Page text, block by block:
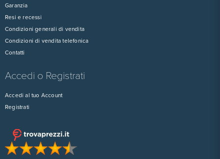
Garanzia
Resi e recessi
Condizioni generali di vendita
Condizioni di vendita telefonica
Contatti
Accedi o Registrati
Accedi al tuo Account
Registrati